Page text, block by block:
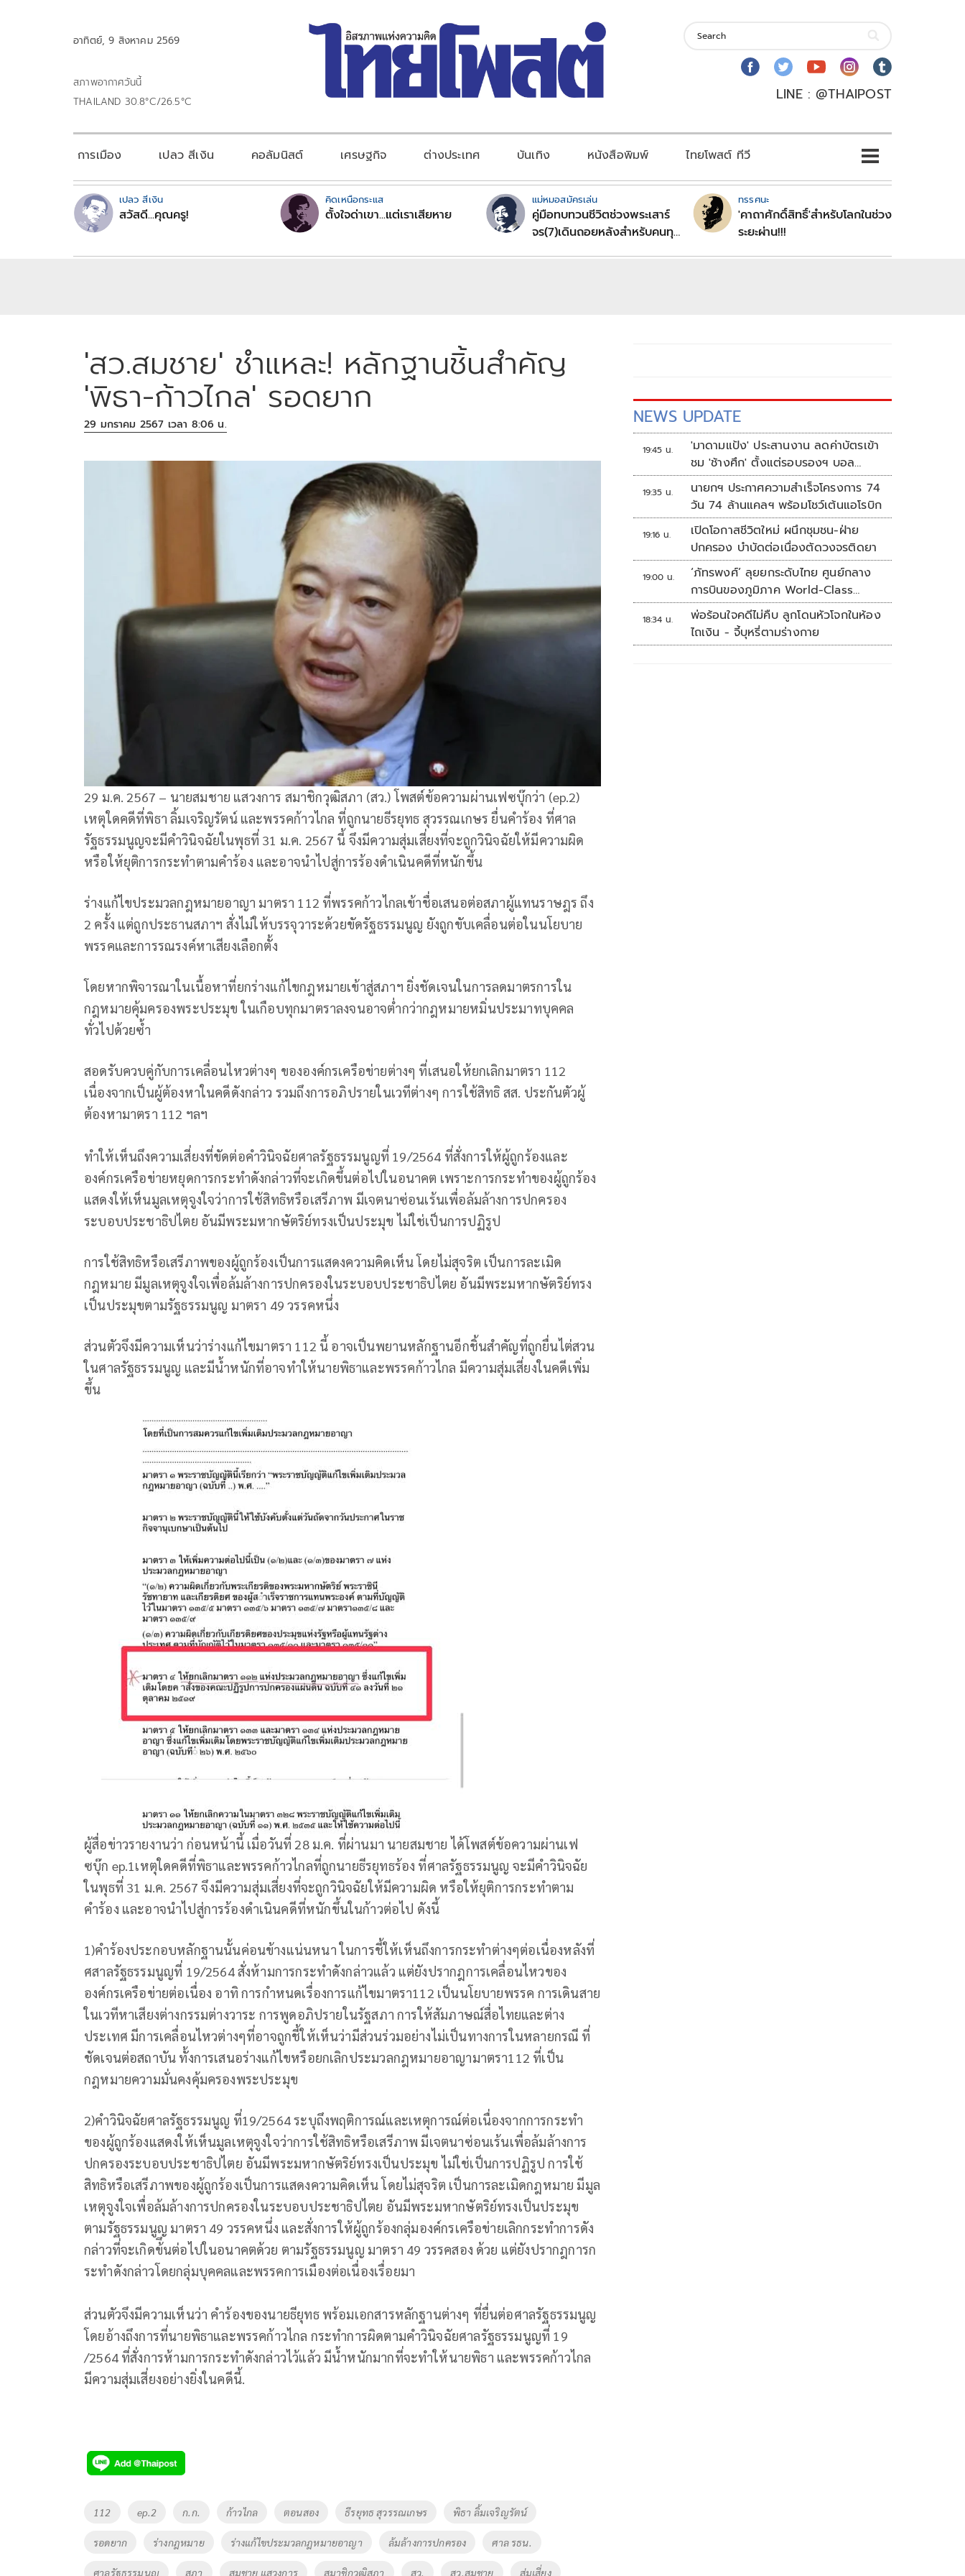
อาทิตย์, 9 สิงหาคม 2569
สภาพอากาศวันนี้
THAILAND 30.8°C/26.5°C
LINE : @THAIPOST
การเมือง เปลว สีเงิน คอลัมนิสต์ เศรษฐกิจ ต่างประเทศ บันเทิง หนังสือพิมพ์ ไทยโพสต์ ทีวี
เปลว สีเงิน
สวัสดี...คุณครู!
คิดเหนือกระแส
ตั้งใจด่าเขา...แต่เราเสียหาย
แม่หมอสมัครเล่น
คู่มือทบทวนชีวิตช่วงพระเสาร์
จร(7)เดินถอยหลังสำหรับคนทุก
ทรรศนะ
'คาถาศักดิ์สิทธิ์'สำหรับโลกในช่วง
ระยะผ่าน!!!
'สว.สมชาย' ชำแหละ! หลักฐานชิ้นสำคัญ
'พิธา-ก้าวไกล' รอดยาก
29 มกราคม 2567 เวลา 8:06 น.
29 ม.ค. 2567 – นายสมชาย แสวงการ สมาชิกวุฒิสภา (สว.) โพสต์ข้อความผ่านเฟซบุ๊กว่า (ep.2)
เหตุใดคดีที่พิธา ลิ้มเจริญรัตน์ และพรรคก้าวไกล ที่ถูกนายธีรยุทธ สุวรรณเกษร ยื่นคำร้อง ที่ศาล
รัฐธรรมนูญจะมีคำวินิจฉัยในพุธที่ 31 ม.ค. 2567 นี้ จึงมีความสุ่มเสี่ยงที่จะถูกวินิจฉัยให้มีความผิด
หรือให้ยุติการกระทำตามคำร้อง และอาจนำไปสู่การร้องดำเนินคดีที่หนักขึ้น
ร่างแก้ไขประมวลกฎหมายอาญา มาตรา 112 ที่พรรคก้าวไกลเข้าชื่อเสนอต่อสภาผู้แทนราษฎร ถึง
2 ครั้ง แต่ถูกประธานสภาฯ สั่งไม่ให้บรรจุวาระด้วยขัดรัฐธรรมนูญ ยังถูกขับเคลื่อนต่อในนโยบาย
พรรคและการรณรงค์หาเสียงเลือกตั้ง
โดยหากพิจารณาในเนื้อหาที่ยกร่างแก้ไขกฎหมายเข้าสู่สภาฯ ยิ่งชัดเจนในการลดมาตรการใน
กฎหมายคุ้มครองพระประมุข ในเกือบทุกมาตราลงจนอาจต่ำกว่ากฎหมายหมิ่นประมาทบุคคล
ทั่วไปด้วยซ้ำ
สอดรับควบคู่กับการเคลื่อนไหวต่างๆ ขององค์กรเครือข่ายต่างๆ ที่เสนอให้ยกเลิกมาตรา 112
เนื่องจากเป็นผู้ต้องหาในคดีดังกล่าว รวมถึงการอภิปรายในเวทีต่างๆ การใช้สิทธิ สส. ประกันตัวผู้
ต้องหามาตรา 112 ฯลฯ
ทำให้เห็นถึงความเสี่ยงที่ขัดต่อคำวินิจฉัยศาลรัฐธรรมนูญที่ 19/2564 ที่สั่งการให้ผู้ถูกร้องและ
องค์กรเครือข่ายหยุดการกระทำดังกล่าวที่จะเกิดขึ้นต่อไปในอนาคต เพราะการกระทําของผู้ถูกร้อง
แสดงให้เห็นมูลเหตุจูงใจว่าการใช้สิทธิหรือเสรีภาพ มีเจตนาซ่อนเร้นเพื่อล้มล้างการปกครอง
ระบอบประชาธิปไตย อันมีพระมหากษัตริย์ทรงเป็นประมุข ไม่ใช่เป็นการปฏิรูป
การใช้สิทธิหรือเสรีภาพของผู้ถูกร้องเป็นการแสดงความคิดเห็น โดยไม่สุจริต เป็นการละเมิด
กฎหมาย มีมูลเหตุจูงใจเพื่อล้มล้างการปกครองในระบอบประชาธิปไตย อันมีพระมหากษัตริย์ทรง
เป็นประมุขตามรัฐธรรมนูญ มาตรา 49 วรรคหนึ่ง
ส่วนตัวจึงมีความเห็นว่าร่างแก้ไขมาตรา 112 นี้ อาจเป็นพยานหลักฐานอีกชิ้นสำคัญที่ถูกยื่นไต่สวน
ในศาลรัฐธรรมนูญ และมีน้ำหนักที่อาจทำให้นายพิธาและพรรคก้าวไกล มีความสุ่มเสี่ยงในคดีเพิ่ม
ขึ้น
ผู้สื่อข่าวรายงานว่า ก่อนหน้านี้ เมื่อวันที่ 28 ม.ค. ที่ผ่านมา นายสมชาย ได้โพสต์ข้อความผ่านเฟ
ซบุ๊ก ep.1เหตุใดคดีที่พิธาและพรรคก้าวไกลที่ถูกนายธีรยุทธร้อง ที่ศาลรัฐธรรมนูญ จะมีคำวินิจฉัย
ในพุธที่ 31 ม.ค. 2567 จึงมีความสุ่มเสี่ยงที่จะถูกวินิจฉัยให้มีความผิด หรือให้ยุติการกระทำตาม
คำร้อง และอาจนำไปสู่การร้องดำเนินคดีที่หนักขึ้นในก้าวต่อไป ดังนี้
1)คำร้องประกอบหลักฐานนั้นค่อนข้างแน่นหนา ในการชี้ให้เห็นถึงการกระทำต่างๆต่อเนื่องหลังที่
ศสาลรัฐธรรมนูญที่ 19/2564 สั่งห้ามการกระทำดังกล่าวแล้ว แต่ยังปรากฎการเคลื่อนไหวของ
องค์กรเครือข่ายต่อเนื่อง อาทิ การกำหนดเรื่องการแก้ไขมาตรา112 เป็นนโยบายพรรค การเดินสาย
ในเวทีหาเสียงต่างกรรมต่างวาระ การพูดอภิปรายในรัฐสภา การให้สัมภาษณ์สื่อไทยและต่าง
ประเทศ มีการเคลื่อนไหวต่างๆที่อาจถูกชี้ให้เห็นว่ามีส่วนร่วมอย่างไม่เป็นทางการในหลายกรณี ที่
ชัดเจนต่อสถาบัน ทั้งการเสนอร่างแก้ไขหรือยกเลิกประมวลกฎหมายอาญามาตรา112 ที่เป็น
กฎหมายความมั่นคงคุ้มครองพระประมุข
2)คำวินิจฉัยศาลรัฐธรรมนูญ ที่19/2564 ระบุถึงพฤติการณ์และเหตุการณ์ต่อเนื่องจากการกระทํา
ของผู้ถูกร้องแสดงให้เห็นมูลเหตุจูงใจว่าการใช้สิทธิหรือเสรีภาพ มีเจตนาซ่อนเร้นเพื่อล้มล้างการ
ปกครองระบอบประชาธิปไตย อันมีพระมหากษัตริย์ทรงเป็นประมุข ไม่ใช่เป็นการปฏิรูป การใช้
สิทธิหรือเสรีภาพของผู้ถูกร้องเป็นการแสดงความคิดเห็น โดยไม่สุจริต เป็นการละเมิดกฎหมาย มีมูล
เหตุจูงใจเพื่อล้มล้างการปกครองในระบอบประชาธิปไตย อันมีพระมหากษัตริย์ทรงเป็นประมุข
ตามรัฐธรรมนูญ มาตรา 49 วรรคหนึ่ง และสั่งการให้ผู้ถูกร้องกลุ่มองค์กรเครือข่ายเลิกกระทําการดัง
กล่าวที่จะเกิดข้ึนต่อไปในอนาคตด้วย ตามรัฐธรรมนูญ มาตรา 49 วรรคสอง ด้วย แต่ยังปรากฎการก
ระทำดังกล่าวโดยกลุ่มบุคคลและพรรคการเมืองต่อเนื่องเรื่อยมา
ส่วนตัวจึงมีความเห็นว่า คำร้องของนายธียุทธ พร้อมเอกสารหลักฐานต่างๆ ที่ยื่นต่อศาลรัฐธรรมนูญ
โดยอ้างถึงการที่นายพิธาและพรรคก้าวไกล กระทำการผิดตามคำวินิจฉัยศาลรัฐธรรมนูญที่ 19
/2564 ที่สั่งการห้ามการกระทำดังกล่าวไว้แล้ว มีน้ำหนักมากที่จะทำให้นายพิธา และพรรคก้าวไกล
มีความสุ่มเสี่ยงอย่างยิ่งในคดีนี้.
Tags
112 ep.2 ก.ก. ก้าวไกล ตอนสอง ธีรยุทธ สุวรรณเกษร พิธา ลิ้มเจริญรัตน์
รอดยาก ร่างกฎหมาย ร่างแก้ไขประมวลกฎหมายอาญา ล้มล้างการปกครอง ศาล รธน.
ศาลรัฐธรรมนูญ สภา สมชาย แสวงการ สมาชิกวุฒิสภา สว. สว.สมชาย สุ่มเสี่ยง
NEWS UPDATE
19:45 น.
'มาดามแป้ง' ประสานงาน ลดค่าบัตรเข้า
ชม 'ช้างศึก' ตั้งแต่รอบรองฯ บอล
อาเซียน
19:35 น.
นายกฯ ประกาศความสำเร็จโครงการ 74
วัน 74 ล้านแคลฯ พร้อมโชว์เต้นแอโรบิก
19:16 น.
เปิดโอกาสชีวิตใหม่ ผนึกชุมชน-ฝ่าย
ปกครอง บำบัดต่อเนื่องตัดวงจรติดยา
19:00 น.
‘ภัทรพงศ์’ ลุยยกระดับไทย ศูนย์กลาง
การบินของภูมิภาค World-Class
Aviation Hub | ห้องข่าวไทยโพสต์สุด
สัปดาห์
18:34 น.
พ่อร้อนใจคดีไม่คืบ ลูกโดนหัวโจกในห้อง
ไถเงิน - จี้บุหรี่ตามร่างกาย